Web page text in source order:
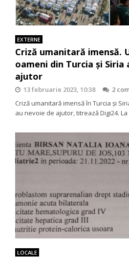
EXTERNE
Criză umanitară imensă.
oameni din Turcia și Siria
ajutor
13 februarie 2023, 10:38
2
Criză umanitară imensă în Turcia și
au nevoie de ajutor, titrează Digi24.
LOCALE